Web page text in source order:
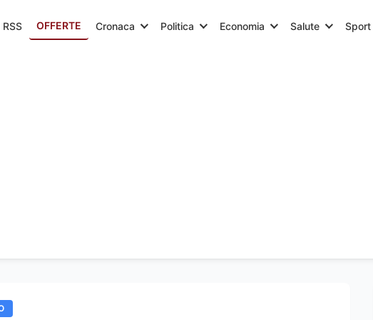
RSS OFFERTE Cronaca Politica Economia Salute Sport